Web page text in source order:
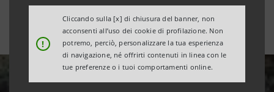
!
Cliccando sulla [x] di chiusura del banner, non
acconsenti all’uso dei cookie di profilazione. Non
potremo, perciò, personalizzare la tua esperienza
di navigazione, né offrirti contenuti in linea con le
tue preferenze o i tuoi comportamenti online.